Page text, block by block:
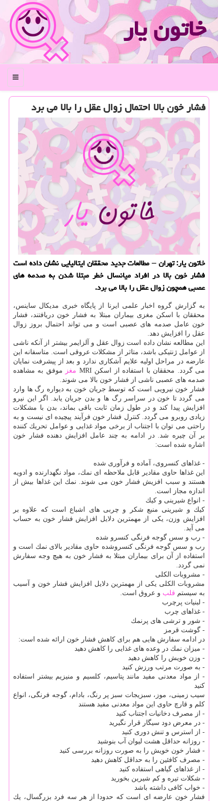
خاتون یار
منو
فشار خون بالا احتمال زوال عقل را بالا می برد
خاتون یار: تهران – مطالعات جدید محققان ایتالیایی نشان داده است
فشار خون بالا در افراد میانسال خطر مبتلا شدن به صدمه های
عصبی همچون زوال عقل را بالا می برد.
به گزارش گروه اخبار علمی ایرنا از پایگاه خبری مدیكال ساینس،
محققان با اسكن مغزی بیماران مبتلا به فشار خون دریافتند، فشار
خون عامل صدمه های عصبی است و می تواند احتمال بروز زوال
عقل را افزایش دهد.
این مطالعه نشان داده است زوال عقل و آلزایمر بیشتر از آنكه ناشی
از عوامل ژنتیكی باشد، متاثر از مشكلات عروقی است. متاسفانه این
عارضه در مراحل اولیه علایم آشكاری ندارد و بعد از پیشرفت نمایان
می گردد. محققان با استفاده از اسكن MRI
مغز
موفق به مشاهده
صدمه های عصبی ناشی از فشار خون بالا می شوند.
فشار خون نیرویی است كه توسط جریان خون به دیواره رگ ها وارد
می گردد تا خون در سراسر رگ ها و بدن جریان یابد. اگر این نیرو
افزایش پیدا كند و در طول زمان ثابت باقی بماند، بدن با مشكلات
زیادی روبرو می گردد. كنترل فشار خون فرآیند پیچیده ای نیست و به
راحتی می توان با اجتناب از برخی مواد غذایی و عوامل تحریك كننده
بر آن چیره شد. در ادامه به چند عامل افزایش دهنده فشار خون
اشاره شده است:
- غذاهای كنسروی، آماده و فرآوری شده
این غذاها حاوی مقادیر قابل ملاحظه ای نمك، مواد نگهدارنده و ادویه
هستند و سبب افزیش فشار خون می شوند. نمك این غذاها بیش از
اندازه مجاز است.
- انواع شیرینی و كیك
كیك و شیرینی منبع شكر و چربی های اشباع است كه علاوه بر
افزایش وزن، یكی از مهمترین دلایل افزایش فشار خون به حساب
می آید.
- رب و سس گوجه فرنگی كنسرو شده
رب و سس گوجه فرنگی كنسروشده حاوی مقادیر بالای نمك است و
استفاده از آن برای بیماران مبتلا به فشار خون به هیچ وجه سفارش
نمی گردد.
- مشروبات الكلی
مشروبات الكلی یكی از مهمترین دلایل افزایش فشار خون و آسیب
به سیستم قلب و عروق است.
- لبنیات پرچرب
- غذاهای چرب
- شور و ترشی های پرنمك
- گوشت قرمز
در ادامه سفارش هایی هم برای كاهش فشار خون ارائه شده است:
- میزان نمك در وعده های غذایی را كاهش دهید
- وزن خویش را كاهش دهید
- به صورت مرتب ورزش كنید
- از مواد معدنی مفید مانند پتاسیم، كلسیم و منیزیم بیشتر استفاده
كنید
سیب زمینی، موز، سبزیجات سبز پر رنگ، بادام، گوجه فرنگی، انواع
كلم و قارچ حاوی این مواد معدنی مفید هستند
- از مصرف دخانیات اجتناب كنید
- در معرض دود سیگار قرار نگیرید
- از استرس و تنش دوری كنید
- روزانه حداقل هشت لیوان آب بنوشید
- فشار خون خویش را به صورت روزانه بررسی كنید
- مصرف كافئین را به حداقل كاهش دهید
- از غذاهای گیاهی استفاده كنید
- شكلات تیره و كم شیرین بخورید
- خواب كافی داشته باشد
فشار خون عارضه ای است كه حدودا از هر سه فرد بزرگسال، یك